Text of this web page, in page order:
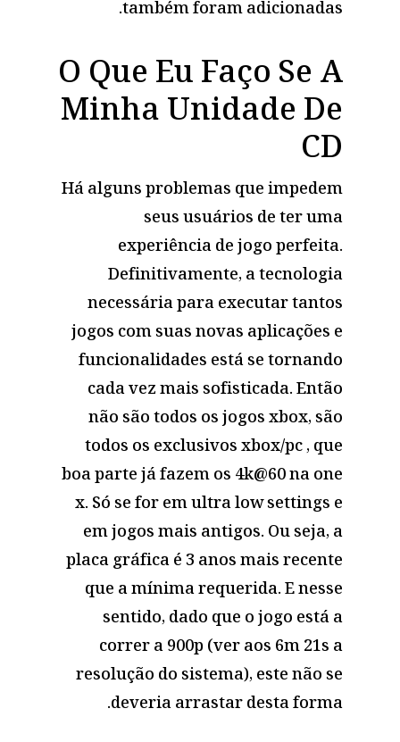
também foram adicionadas.
O Que Eu Faço Se A
Minha Unidade De
CD
Há alguns problemas que impedem
seus usuários de ter uma
experiência de jogo perfeita.
Definitivamente, a tecnologia
necessária para executar tantos
jogos com suas novas aplicações e
funcionalidades está se tornando
cada vez mais sofisticada. Então
não são todos os jogos xbox, são
todos os exclusivos xbox/pc , que
boa parte já fazem os 4k@60 na one
x. Só se for em ultra low settings e
em jogos mais antigos. Ou seja, a
placa gráfica é 3 anos mais recente
que a mínima requerida. E nesse
sentido, dado que o jogo está a
correr a 900p (ver aos 6m 21s a
resolução do sistema), este não se
deveria arrastar desta forma.